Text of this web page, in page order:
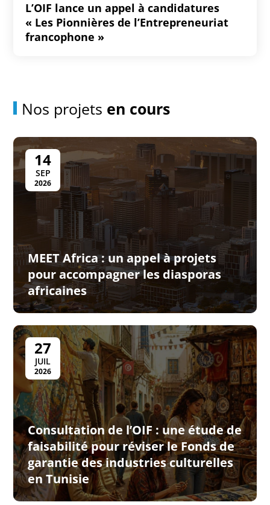
L’OIF lance un appel à candidatures
« Les Pionnières de l’Entrepreneuriat
francophone »
Nos projets en cours
14
SEP
2026
MEET Africa : un appel à projets
pour accompagner les diasporas
africaines
27
JUIL
2026
Consultation de l’OIF : une étude de
faisabilité pour réviser le Fonds de
garantie des industries culturelles
en Tunisie